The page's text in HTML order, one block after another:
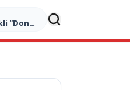
Yonca Samlı ‘dan İkinci Tekli “Donacaksın Sevgilim “ yayımlandı